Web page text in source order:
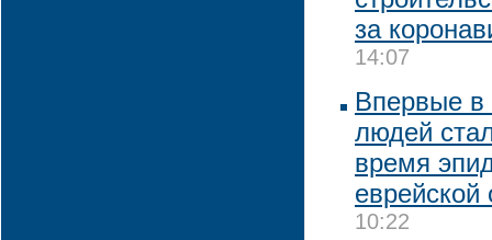
за
14:07
Впервые в
людей
время
10:22